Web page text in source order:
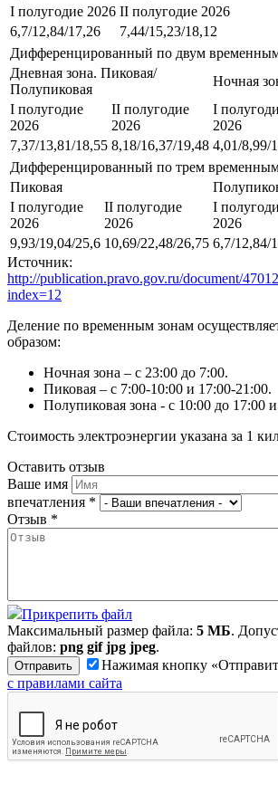
I полугодие 2026 II полугодие 2026
6,7/12,84/17,26
7,44/15,23/18,12
Дифференцированный по двум
Дневная зона. Пиковая/
Полупиковая
Ночная
I полугодие
2026
II полугодие
2026
I
2026
7,37/13,81/18,55 8,18/16,37/19,48 4,01/8,99/
Дифференцированный по трем
Пиковая
I полугодие
2026
II полугодие
2026
I
2026
9,93/19,04/25,6 10,69/22,48/26,75 6,7/12,84/
Источник:
http://publication.pravo.gov.ru/document/
index=12
Деление по временным зонам
образом:
Ночная зона – с 23:00 до 7:00.
Пиковая – с 7:00-10:00 и 17:00-21:00.
Полупиковая зона - с 10:00 до 17:00
Стоимость электроэнергии указана за 1
Оставить отзыв
Ваше имя
впечатления *
Отзыв *
Прикрепить файл
Максимальный размер файла: 5 МБ.
файлов: png gif jpg jpeg.
Нажимая кнопку
с правилами сайта